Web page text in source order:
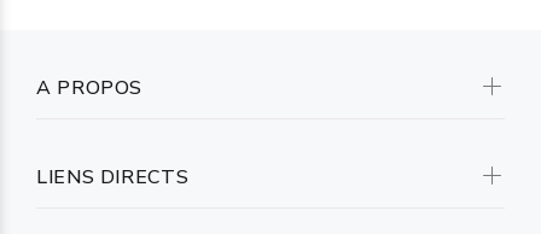
A PROPOS
LIENS DIRECTS